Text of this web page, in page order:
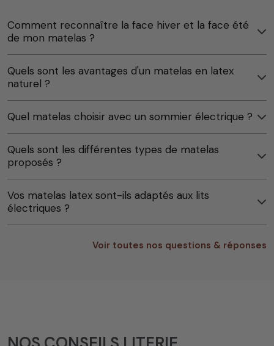
Comment reconnaître la face hiver et la face été
de mon matelas ?
Quels sont les avantages d'un matelas en latex
naturel ?
Quel matelas choisir avec un sommier électrique ?
Quels sont les différentes types de matelas
proposés ?
Vos matelas latex sont-ils adaptés aux lits
électriques ?
Voir toutes nos questions & réponses